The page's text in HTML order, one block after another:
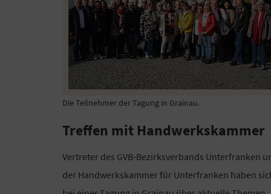
Die Teilnehmer der Tagung in Grainau.
Treffen mit Handwerkskammer
Vertreter des GVB-Bezirksverbands Unterfranken
der Handwerkskammer für Unterfranken haben